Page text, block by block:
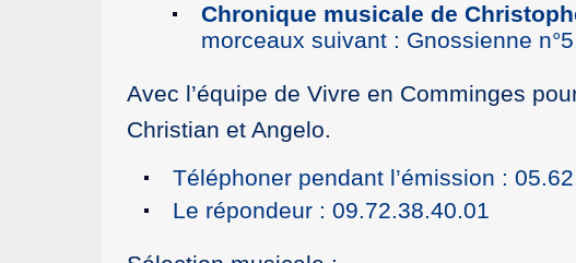
Chronique musicale de
morceaux suivant : Gnossienne
Avec l’équipe de Vivre en Comminges
Christian et Angelo.
Téléphoner pendant l’émission :
Le répondeur : 09.72.38.40.01